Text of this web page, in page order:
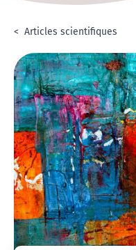
Accueil
L'hypnose
Articles scientifiques